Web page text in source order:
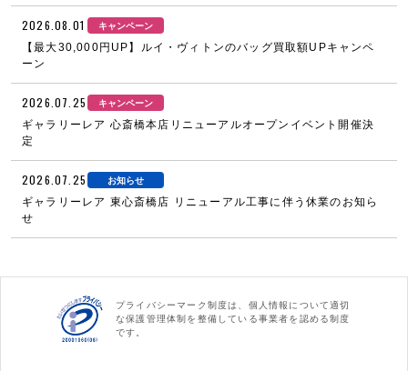
2026.08.01 キャンペーン
【最大30,000円UP】ルイ・ヴィトンのバッグ買取額UPキャンペ
ーン
2026.07.25 キャンペーン
ギャラリーレア 心斎橋本店リニューアルオープンイベント開催決
定
2026.07.25 お知らせ
ギャラリーレア 東心斎橋店 リニューアル工事に伴う休業のお知ら
せ
プライバシーマーク制度は、個人情報について適切
な保護管理体制を整備している事業者を認める制度
です。